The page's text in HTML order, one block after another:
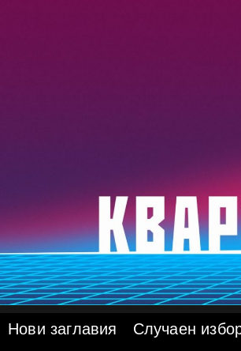
Нови заглавия Случаен